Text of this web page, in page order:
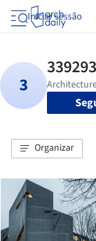
Iniciar sessão
Organizar